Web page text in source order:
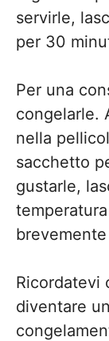
servirle,
per 30
Per una
congelarle.
nella
sacchetto
gustarle,
Ricordatevi
diventare